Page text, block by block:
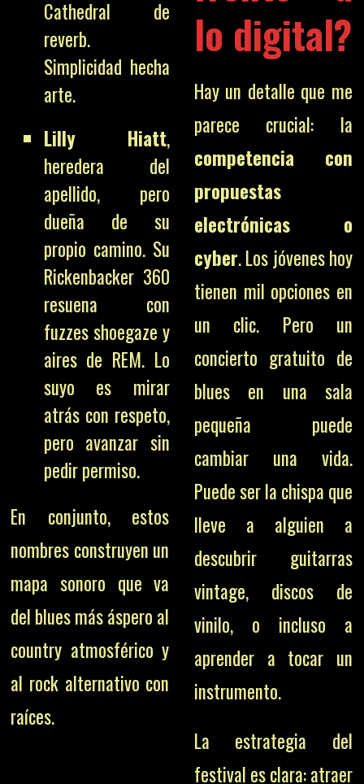
Cathedral de
reverb.
Simplicidad hecha
arte.
Lilly Hiatt,
heredera del
apellido, pero
dueña de su
propio camino. Su
Rickenbacker 360
resuena con
fuzzes shoegaze y
aires de REM. Lo
suyo es mirar
atrás con respeto,
pero avanzar sin
pedir permiso.
En conjunto, estos
nombres construyen un
mapa sonoro que va
del blues más áspero al
country atmosférico y
al rock alternativo con
raíces.
lo digital?
Hay un detalle que me
parece crucial: la
competencia con
propuestas
electrónicas o
cyber. Los jóvenes hoy
tienen mil opciones en
un clic. Pero un
concierto gratuito de
blues en una sala
pequeña puede
cambiar una vida.
Puede ser la chispa que
lleve a alguien a
descubrir guitarras
vintage, discos de
vinilo, o incluso a
aprender a tocar un
instrumento.
La estrategia del
festival es clara: atraer